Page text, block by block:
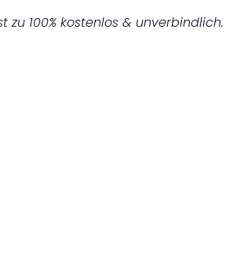
zu 100% kostenlos & unverbindlich.